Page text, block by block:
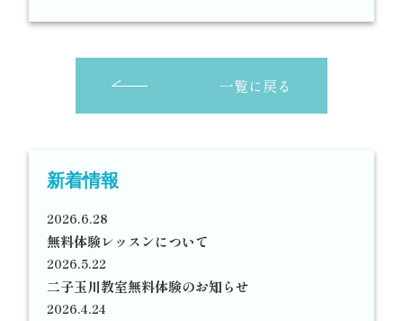
一覧に戻る
新着情報
2026.6.28
無料体験レッスンについて
2026.5.22
二子玉川教室無料体験のお知らせ
2026.4.24